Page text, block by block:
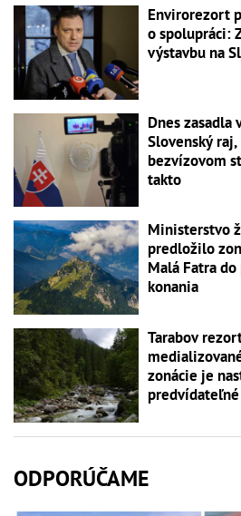
Envirorezort
o spolupráci:
výstavbu na
Dnes zasadla
Slovenský
bezvízovom
takto
Ministerstvo
predložilo
Malá Fatra
konania
Tarabov
zonácie je
ODPORÚČAME